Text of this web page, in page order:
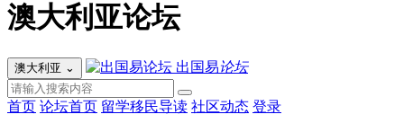
澳大利亚论坛
澳大利亚 ⌄ 出国易论坛
首页 论坛首页 留学移民导读 社区动态 登录